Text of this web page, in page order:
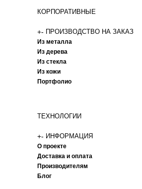
КОРПОРАТИВНЫЕ
+- ПРОИЗВОДСТВО НА ЗАКАЗ
Из металла
Из дерева
Из стекла
Из кожи
Портфолио
ТЕХНОЛОГИИ
+- ИНФОРМАЦИЯ
О проекте
Доставка и оплата
Производителям
Блог